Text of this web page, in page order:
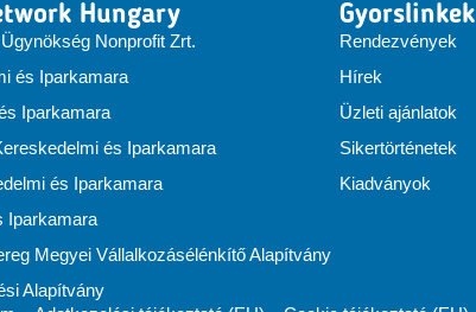
Hungary
Nonprofit Zrt.
és Iparkamara
Iparkamara
és Iparkamara
és Iparkamara
Iparkamara
Megyei Vállalkozásélénkítő Alapítvány
Alapítvány
Gyorslinkek
Rendezvények
Hírek
Üzleti ajánlatok
Sikertörténetek
Kiadványok